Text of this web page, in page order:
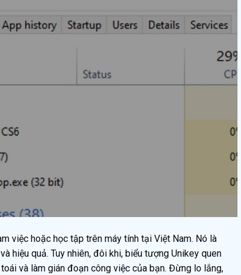
việc hoặc học tập trên máy tính tại Việt Nam. Nó là
hiệu quả. Tuy nhiên, đôi khi, biểu tượng Unikey quen
và làm gián đoạn công việc của bạn. Đừng lo lắng,